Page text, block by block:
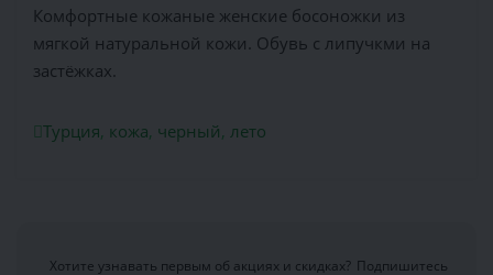
Комфортные кожаные женские босоножки из
мягкой натуральной кожи. Обувь с липучкми на
застёжках.
Турция, кожа, черный, лето
Хотите узнавать первым об акциях и скидках? Подпишитесь